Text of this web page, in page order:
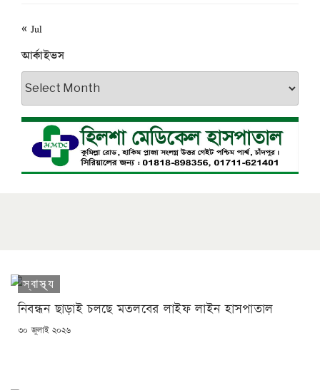
« Jul
আর্কাইভস
আর্কাইভস
স্বাস্থ্য
নিবন্ধন ছাড়াই চলছে মতলবের লাইফ লাইন হাসপাতাল
POSTED
৩০ জুলাই ২০২৬